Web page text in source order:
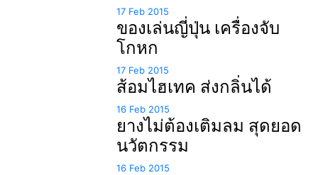
17 Feb 2015
ของเล่นญี่ปุ่น เครื่องจับ
โกหก
17 Feb 2015
ส้อมไฮเทค ส่งกลิ่นได้
16 Feb 2015
ยางไม่ต้องเติมลม สุดยอด
นวัตกรรม
16 Feb 2015